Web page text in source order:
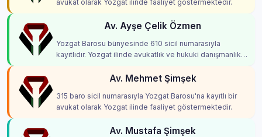
avukat olarak Yozgat ilinde faaliyet göstermektedir.
Av. Ayşe Çelik Özmen
Yozgat Barosu bünyesinde 610 sicil numarasıyla
kayıtlıdır. Yozgat ilinde avukatlık ve hukuki danışmanlık
Av. Mehmet Şimşek
315 baro sicil numarasıyla Yozgat Barosu'na kayıtlı bir
avukat olarak Yozgat ilinde faaliyet göstermektedir.
Av. Mustafa Şimşek